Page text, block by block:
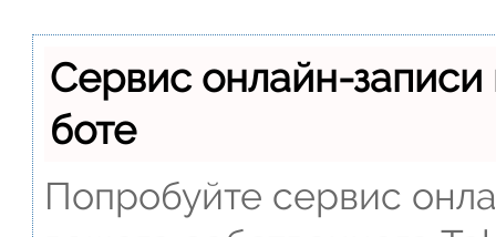
Сервис онлайн-
боте
Попробуйте сервис